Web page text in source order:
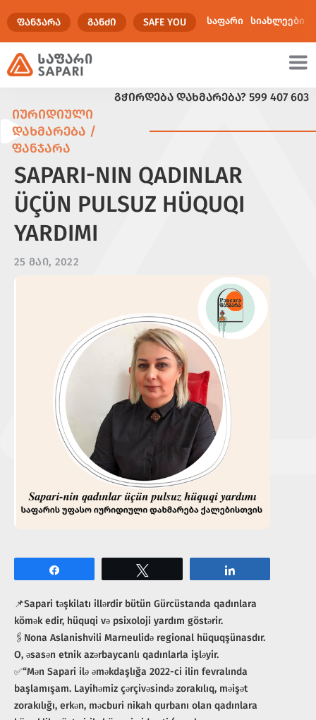
ᲤᲐᲜᲯᲐᲠᲐ ᲒᲐᲜᲫᲘ SAFE YOU საფარი სიახლეები
ᲒᲭᲘᲠᲓᲔᲑᲐ ᲓᲐᲮᲛᲐᲠᲔᲑᲐ? 599 407 603
ᲘᲣᲠᲘᲓᲘᲣᲚᲘ
ᲓᲐᲮᲛᲐᲠᲔᲑᲐ /
ᲤᲐᲜᲯᲐᲠᲐ
SAPARI-NIN QADINLAR
ÜÇÜN PULSUZ HÜQUQI
YARDIMI
25 ᲛᲐᲘ, 2022
📌Sapari təşkilatı illərdir bütün Gürcüstanda qadınlara
kömək edir, hüquqi və psixoloji yardım göstərir.
🖇Nona Aslanishvili Marneulidə regional hüquqşünasdır.
O, əsasən etnik azərbaycanlı qadınlarla işləyir.
✅“Mən Sapari ilə əməkdaşlığa 2022-ci ilin fevralında
başlamışam. Layihəmiz çərçivəsində zorakılıq, məişət
zorakılığı, erkən, məcburi nikah qurbanı olan qadınlara